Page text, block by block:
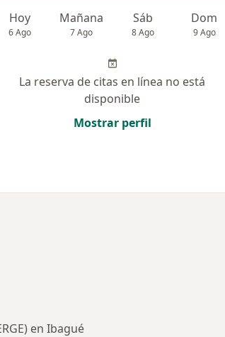
Hoy
6 Ago
Mañana
7 Ago
Sáb
8 Ago
Dom
9 Ago
La reserva de citas en línea no está
disponible
Mostrar perfil
en Ibagué